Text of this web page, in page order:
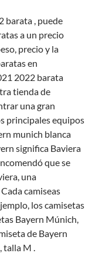
barata , puede
a un precio
precio y la
en
2022 barata
tienda de
una gran
principales equipos
munich blanca
significa Baviera
que se
una
camiseas
los camisetas
Bayern Múnich,
de Bayern
talla M .